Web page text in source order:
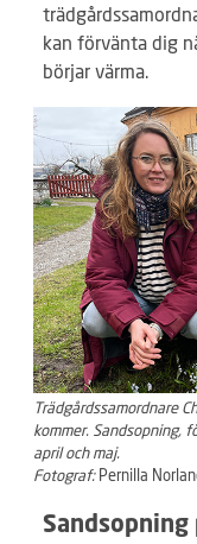
kan förvänta dig
börjar värma.
Trädgårdssamordnare
kommer. Sandsopning,
april och maj.
Fotograf: Pernilla
Sandsopning